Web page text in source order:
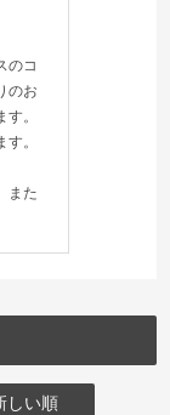
のコ
のお
。
。
また
しい順